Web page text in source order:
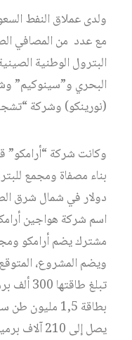
ولدى عملاق النفط
مع عدد من المصافي
البترول الوطنية
البحري و”سينوكيم”
(نورينكو) وشركة
دولار في شمال شرق
اسم شركة هواجين
مشترك يضم أرامكو
تبلغ
بطاقة 1,5
يصل إلى 210 آلاف برميل يومياً من النفط الخام.